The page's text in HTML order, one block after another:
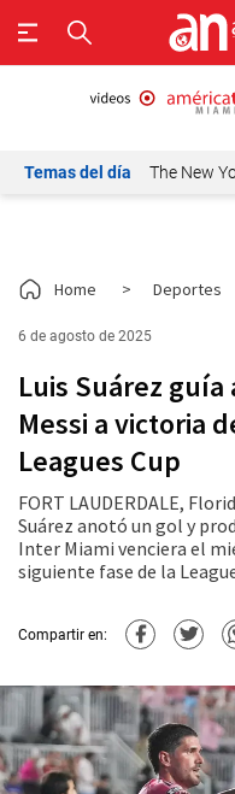
Temas del día The New
Home > Deportes
6 de agosto de 2025
Luis Suárez
Messi a victoria
Leagues Cup
FORT LAUDERDALE,
Suárez anotó un gol y
Inter Miami venciera el
siguiente fase de la
Compartir en: